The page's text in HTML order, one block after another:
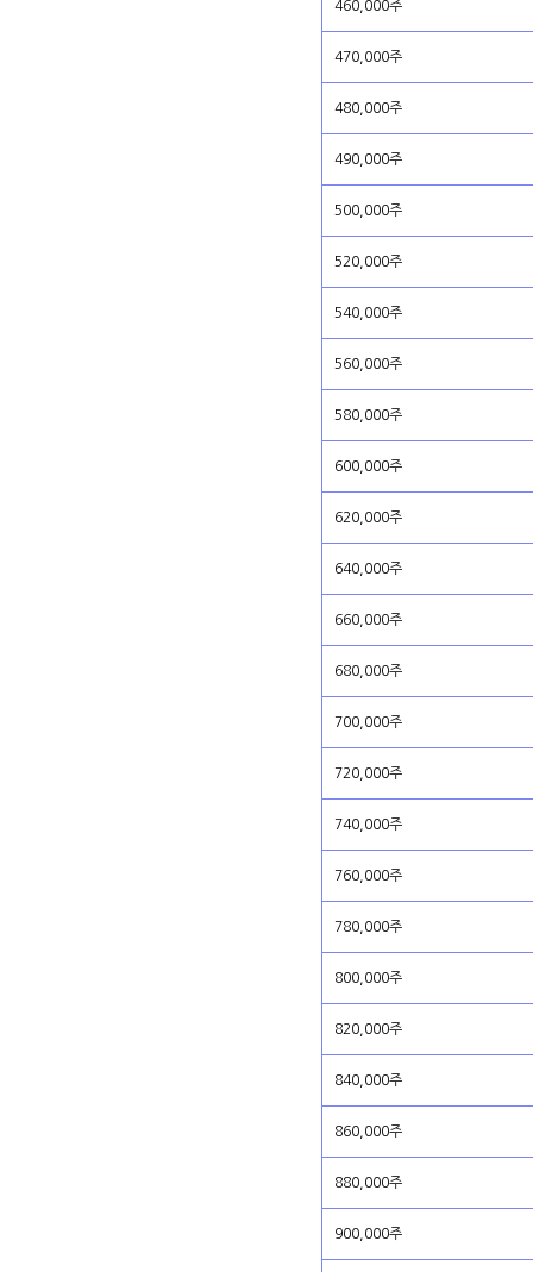
460,000주
470,000주
480,000주
490,000주
500,000주
520,000주
540,000주
560,000주
580,000주
600,000주
620,000주
640,000주
660,000주
680,000주
700,000주
720,000주
740,000주
760,000주
780,000주
800,000주
820,000주
840,000주
860,000주
880,000주
900,000주